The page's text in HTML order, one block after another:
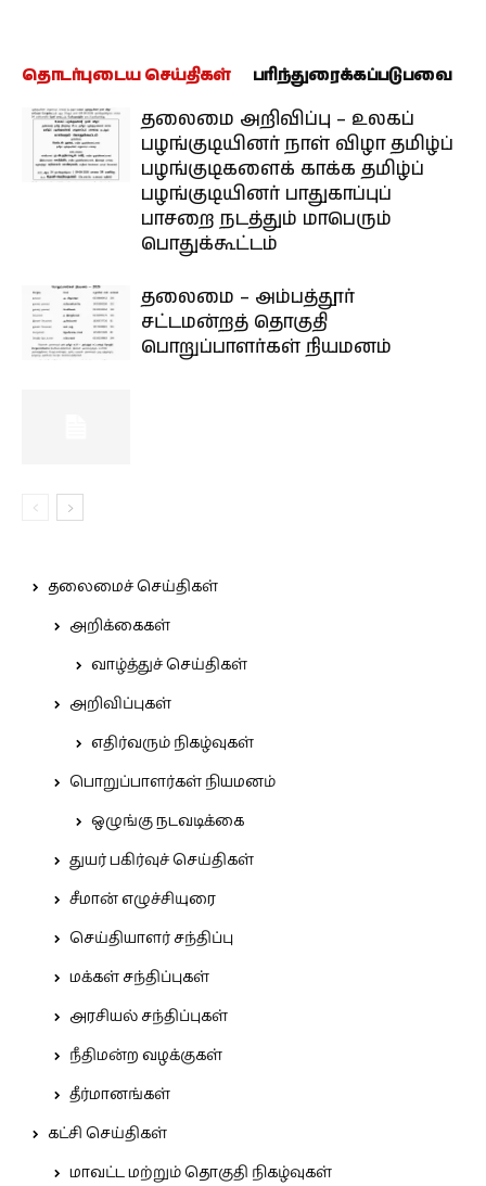
தொடர்புடைய செய்திகள் பரிந்துரைக்கப்படுபவை
தலைமை அறிவிப்பு – உலகப்
பழங்குடியினர் நாள் விழா தமிழ்ப்
பழங்குடிகளைக் காக்க தமிழ்ப்
பழங்குடியினர் பாதுகாப்புப்
பாசறை நடத்தும் மாபெரும்
பொதுக்கூட்டம்
தலைமை – அம்பத்தூர்
சட்டமன்றத் தொகுதி
பொறுப்பாளர்கள் நியமனம்
தலைமைச் செய்திகள்
அறிக்கைகள்
வாழ்த்துச் செய்திகள்
அறிவிப்புகள்
எதிர்வரும் நிகழ்வுகள்
பொறுப்பாளர்கள் நியமனம்
ஒழுங்கு நடவடிக்கை
துயர் பகிர்வுச் செய்திகள்
சீமான் எழுச்சியுரை
செய்தியாளர் சந்திப்பு
மக்கள் சந்திப்புகள்
அரசியல் சந்திப்புகள்
நீதிமன்ற வழக்குகள்
தீர்மானங்கள்
கட்சி செய்திகள்
மாவட்ட மற்றும் தொகுதி நிகழ்வுகள்